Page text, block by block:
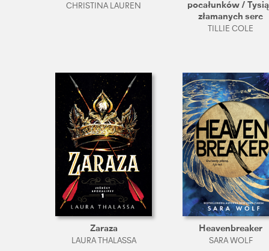
CHRISTINA LAUREN
pocałunków /
złamanych serc
TILLIE COLE
Zaraza
LAURA THALASSA
Heavenbreaker
SARA WOLF